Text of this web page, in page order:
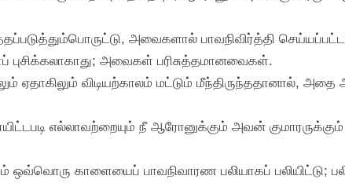
அவைகளால் பாவநிவிர்த்தி
அவைகள் பரிசுத்தமானவைகள்.
ஏதாகிலும் விடியற்காலம் மட்டும் மீந்திருந்ததானால், அதை
எல்லாவற்றையும் நீ ஆரோனுக்கும் அவன்
ஒவ்வொரு காளையைப் பாவநிவாரண பலியாகப் பலியிட்டு;